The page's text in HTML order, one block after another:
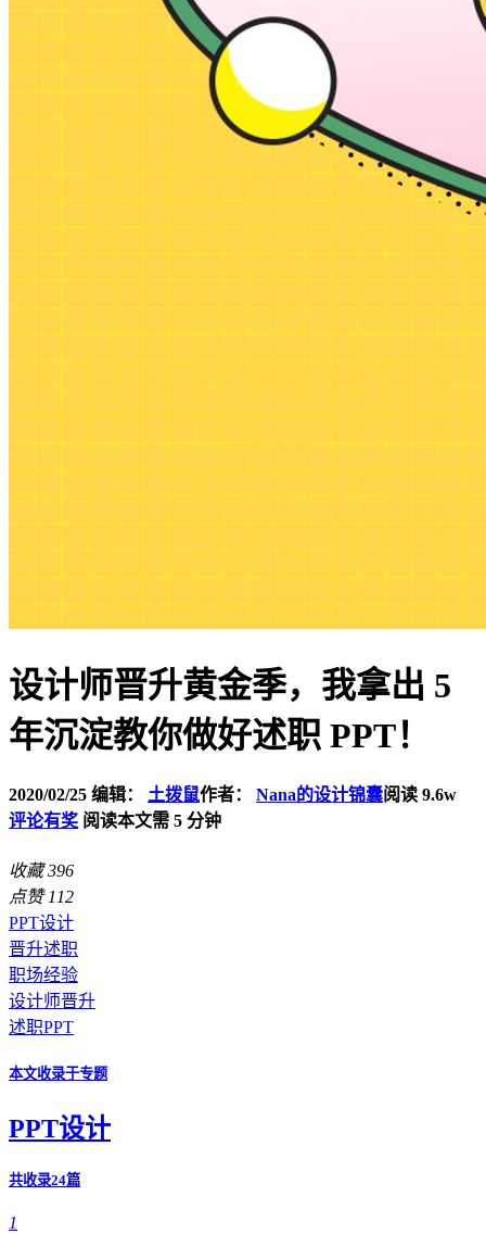
设计师晋升黄金季，我拿出 5
年沉淀教你做好述职 PPT！
2020/02/25 编辑： 土拨鼠作者： Nana的设计锦囊阅读 9.6w
评论有奖 阅读本文需 5 分钟
收藏 396
点赞 112
PPT设计
晋升述职
职场经验
设计师晋升
述职PPT
本文收录于专题
PPT设计
共收录24篇
1